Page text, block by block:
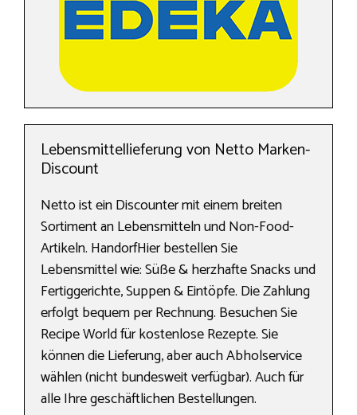
Lebensmittellieferung von Netto Marken-
Discount
Netto ist ein Discounter mit einem breiten
Sortiment an Lebensmitteln und Non-Food-
Artikeln. HandorfHier bestellen Sie
Lebensmittel wie: Süße & herzhafte Snacks und
Fertiggerichte, Suppen & Eintöpfe. Die Zahlung
erfolgt bequem per Rechnung. Besuchen Sie
Recipe World für kostenlose Rezepte. Sie
können die Lieferung, aber auch Abholservice
wählen (nicht bundesweit verfügbar). Auch für
alle Ihre geschäftlichen Bestellungen.